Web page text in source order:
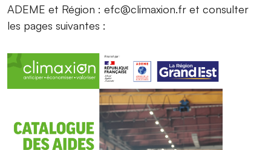
ADEME et Région : efc@climaxion.fr et consulter
les pages suivantes :